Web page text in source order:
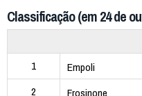
Classificação (em 24 de
1
Empoli
2
Frosinone